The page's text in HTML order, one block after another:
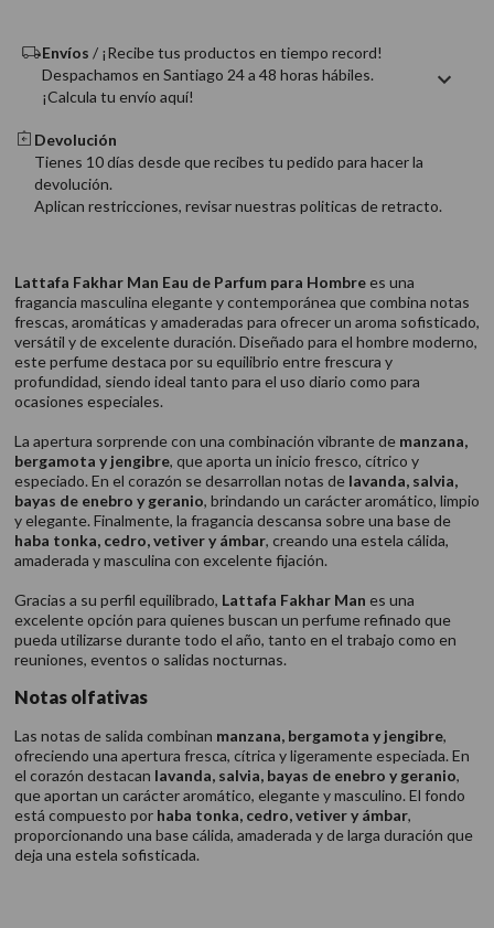
Envíos / ¡Recibe tus productos en tiempo record!
Despachamos en Santiago 24 a 48 horas hábiles.
¡Calcula tu envío aquí!
Devolución
Tienes 10 días desde que recibes tu pedido para hacer la
devolución.
Aplican restricciones, revisar nuestras politicas de retracto.
Lattafa Fakhar Man Eau de Parfum para Hombrees una
fragancia masculina elegante y contemporánea que combina notas
frescas, aromáticas y amaderadas para ofrecer un aroma sofisticado,
versátil y de excelente duración. Diseñado para el hombre moderno,
este perfume destaca por su equilibrio entre frescura y
profundidad, siendo ideal tanto para el uso diario como para
ocasiones especiales.
La apertura sorprende con una combinación vibrante de manzana,
bergamota y jengibre, que aporta un inicio fresco, cítrico y
especiado. En el corazón se desarrollan notas de lavanda, salvia,
bayas de enebro y geranio, brindando un carácter aromático, limpio
y elegante. Finalmente, la fragancia descansa sobre una base de
haba tonka, cedro, vetiver y ámbar, creando una estela cálida,
amaderada y masculina con excelente fijación.
Gracias a su perfil equilibrado, Lattafa Fakhar Man es una
excelente opción para quienes buscan un perfume refinado que
pueda utilizarse durante todo el año, tanto en el trabajo como en
reuniones, eventos o salidas nocturnas.
Notas olfativas
Las notas de salida combinan manzana, bergamota y jengibre,
ofreciendo una apertura fresca, cítrica y ligeramente especiada. En
el corazón destacan lavanda, salvia, bayas de enebro y geranio,
que aportan un carácter aromático, elegante y masculino. El fondo
está compuesto por haba tonka, cedro, vetiver y ámbar,
proporcionando una base cálida, amaderada y de larga duración que
deja una estela sofisticada.